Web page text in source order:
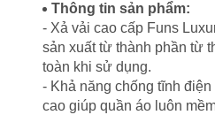
Thông tin sản phẩm:
- Xả vải cao cấp Funs
sản xuất từ thành phần từ
toàn khi sử dụng.
- Khả năng chống tĩnh
cao giúp quần áo luôn